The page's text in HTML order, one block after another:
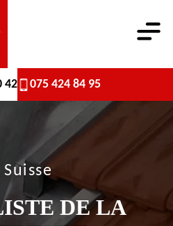
42 075 424 84 95
Suisse
DE LA